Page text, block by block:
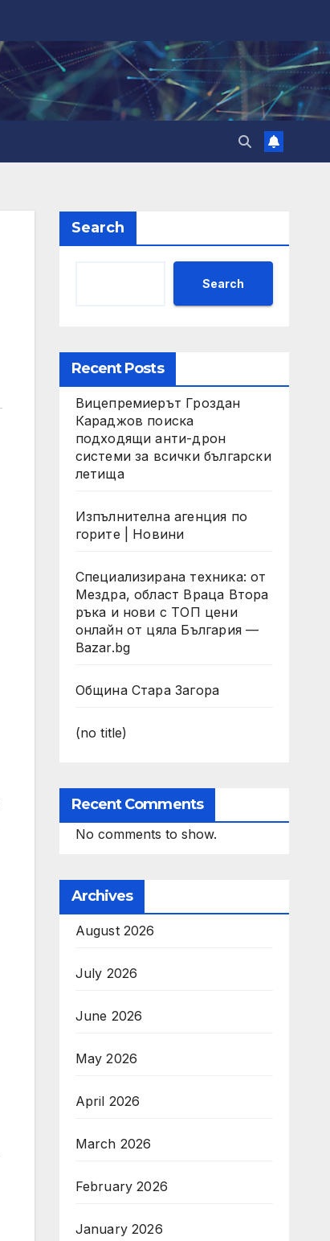
Search
Search
Recent Posts
Вицепремиерът Гроздан
Караджов поиска
подходящи анти-дрон
системи за всички български
летища
Изпълнителна агенция по
горите | Новини
Специализирана техника: от
Мездра, област Враца Втора
ръка и нови с ТОП цени
онлайн от цяла България —
Bazar.bg
Община Стара Загора
(no title)
Recent Comments
No comments to show.
Archives
August 2026
July 2026
June 2026
May 2026
April 2026
March 2026
February 2026
January 2026